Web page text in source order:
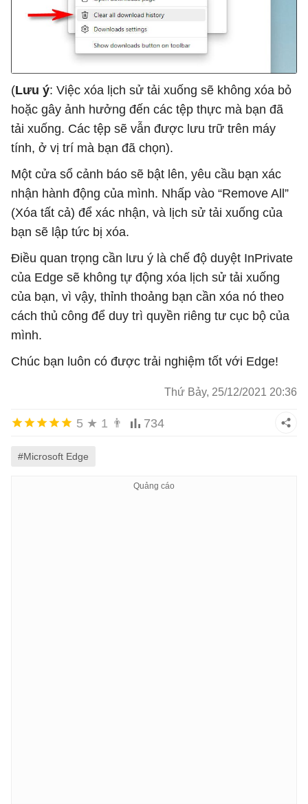
(Lưu ý: Việc xóa lịch sử tải xuống sẽ không xóa bỏ
hoặc gây ảnh hưởng đến các tệp thực mà bạn đã
tải xuống. Các tệp sẽ vẫn được lưu trữ trên máy
tính, ở vị trí mà bạn đã chọn).
Một cửa sổ cảnh báo sẽ bật lên, yêu cầu bạn xác
nhận hành động của mình. Nhấp vào “Remove All”
(Xóa tất cả) để xác nhận, và lịch sử tải xuống của
bạn sẽ lập tức bị xóa.
Điều quan trọng cần lưu ý là chế độ duyệt InPrivate
của Edge sẽ không tự động xóa lịch sử tải xuống
của bạn, vì vậy, thỉnh thoảng bạn cần xóa nó theo
cách thủ công để duy trì quyền riêng tư cục bộ của
mình.
Chúc bạn luôn có được trải nghiệm tốt với Edge!
Thứ Bảy, 25/12/2021 20:36
5 ★ 1 👨 734
#Microsoft Edge